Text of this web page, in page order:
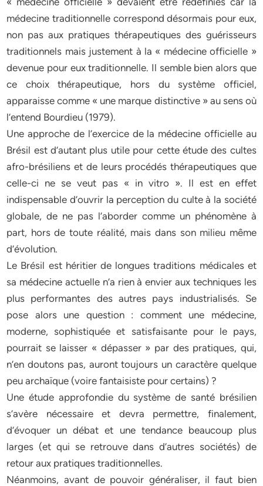
médecine traditionnelle correspond désormais pour eux,
non pas aux pratiques thérapeutiques des guérisseurs
traditionnels mais justement à la « médecine officielle »
devenue pour eux traditionnelle. Il semble bien alors que
ce choix thérapeutique, hors du système officiel,
apparaisse comme « une marque distinctive » au sens où
l’entend Bourdieu (1979).
Une approche de l’exercice de la médecine officielle au
Brésil est d’autant plus utile pour cette étude des cultes
afro-brésiliens et de leurs procédés thérapeutiques que
celle-ci ne se veut pas « in vitro ». Il est en effet
indispensable d’ouvrir la perception du culte à la société
globale, de ne pas l’aborder comme un phénomène à
part, hors de toute réalité, mais dans son milieu même
d’évolution.
Le Brésil est héritier de longues traditions médicales et
sa médecine actuelle n’a rien à envier aux techniques les
plus performantes des autres pays industrialisés. Se
pose alors une question : comment une médecine,
moderne, sophistiquée et satisfaisante pour le pays,
pourrait se laisser « dépasser » par des pratiques, qui,
n’en doutons pas, auront toujours un caractère quelque
peu archaïque (voire fantaisiste pour certains) ?
Une étude approfondie du système de santé brésilien
s’avère nécessaire et devra permettre, finalement,
d’évoquer un débat et une tendance beaucoup plus
larges (et qui se retrouve dans d’autres sociétés) de
retour aux pratiques traditionnelles.
Néanmoins, avant de pouvoir généraliser, il faut bien